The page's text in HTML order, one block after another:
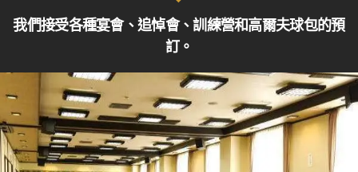
我們接受各種宴會、追悼會、訓練營和高爾夫球包的預
訂。